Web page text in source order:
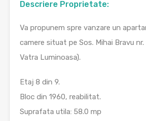
Descriere Proprietate:
Va propunem spre vanzare un
camere situat pe Sos. Mihai Bravu
Vatra Luminoasa).
Etaj 8 din 9.
Bloc din 1960, reabilitat.
Suprafata utila: 58.0 mp